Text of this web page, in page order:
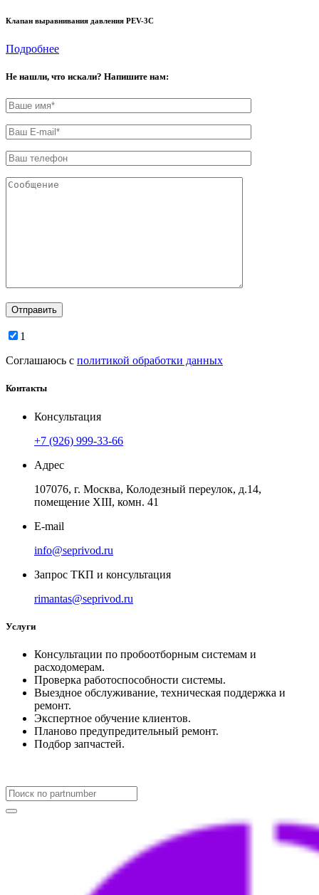
Клапан выравнивания давления PEV-3C
Подробнее
Не нашли, что искали? Напишите нам:
1
Соглашаюсь с политикой обработки данных
Контакты
Консультация
+7 (926) 999-33-66
Адрес
107076, г. Москва, Колодезный переулок, д.14,
помещение ХIII, комн. 41
E-mail
info@seprivod.ru
Запрос ТКП и консультация
rimantas@seprivod.ru
Услуги
Консультации по пробоотборным системам и
расходомерам.
Проверка работоспособности системы.
Выездное обслуживание, техническая поддержка и
ремонт.
Экспертное обучение клиентов.
Планово предупредительный ремонт.
Подбор запчастей.